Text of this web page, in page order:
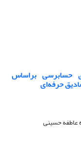
حسابرسی براساس
حرفه‌ای
حسینی